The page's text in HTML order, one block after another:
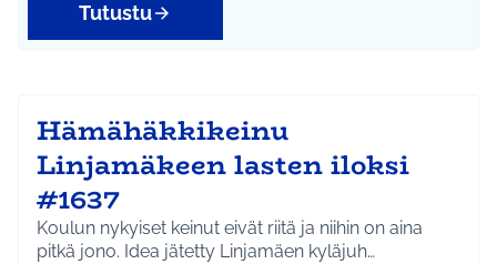
Tutustu
Hämähäkkikeinu
Linjamäkeen lasten iloksi
#1637
Koulun nykyiset keinut eivät riitä ja niihin on aina
pitkä jono. Idea jätetty Linjamäen kyläjuh…